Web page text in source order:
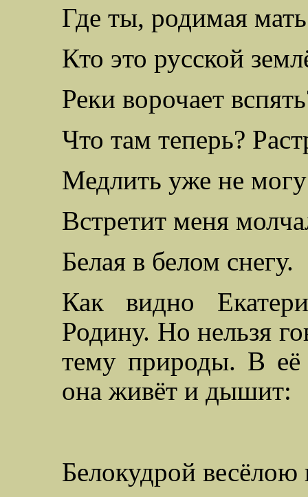
Где ты, родимая
Кто это русской
Реки ворочает
Что там теперь?
Медлить уже не
Встретит меня
Белая в белом снегу.
Как видно
Родину. Но нельзя
тему природы. В её
она живёт и дышит:
Белокудрой весёлою